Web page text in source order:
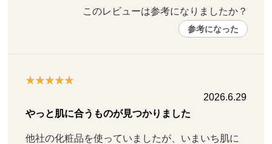
このレビューは参考になりましたか？
参考になった
2026.6.29
やっと肌に合うものが見つかりました
他社の化粧品を使っていましたが、いまいち肌に